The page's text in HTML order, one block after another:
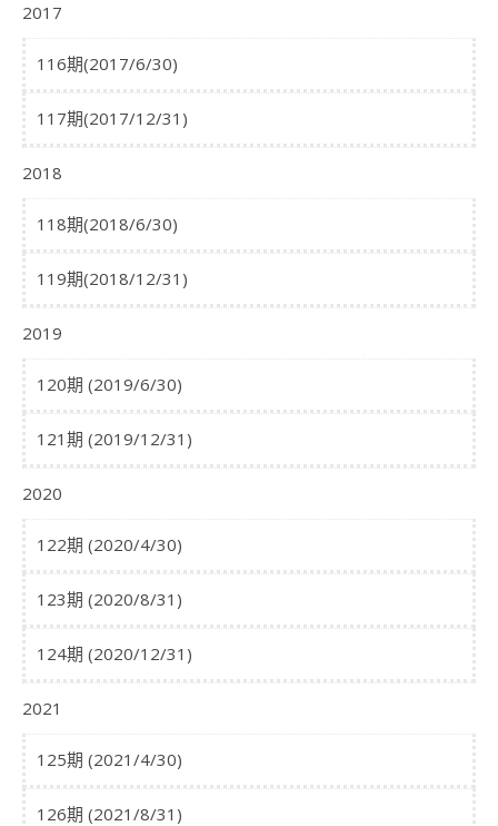
2017
116期(2017/6/30)
117期(2017/12/31)
2018
118期(2018/6/30)
119期(2018/12/31)
2019
120期 (2019/6/30)
121期 (2019/12/31)
2020
122期 (2020/4/30)
123期 (2020/8/31)
124期 (2020/12/31)
2021
125期 (2021/4/30)
126期 (2021/8/31)